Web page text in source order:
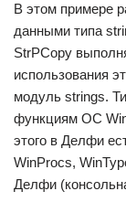
В этом примере
данными типа
StrPCopy
использования
модуль strings.
функциям ОС
этого в Делфи
WinProcs,
Делфи